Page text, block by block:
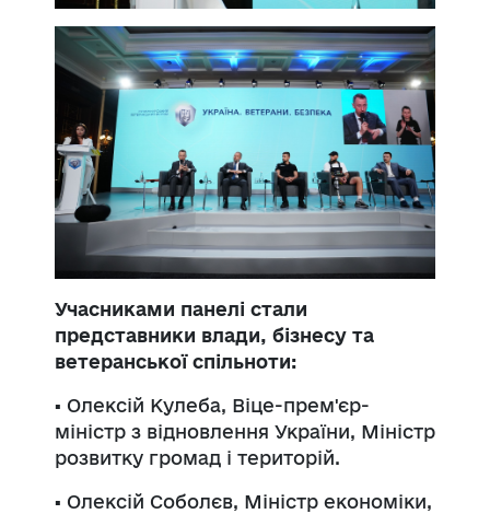
Учасниками панелі стали
представники влади, бізнесу та
ветеранської спільноти:
▪️ Олексій Кулеба, Віце-прем'єр-
міністр з відновлення України, Міністр
розвитку громад і територій.
▪️ Олексій Соболєв, Міністр економіки,